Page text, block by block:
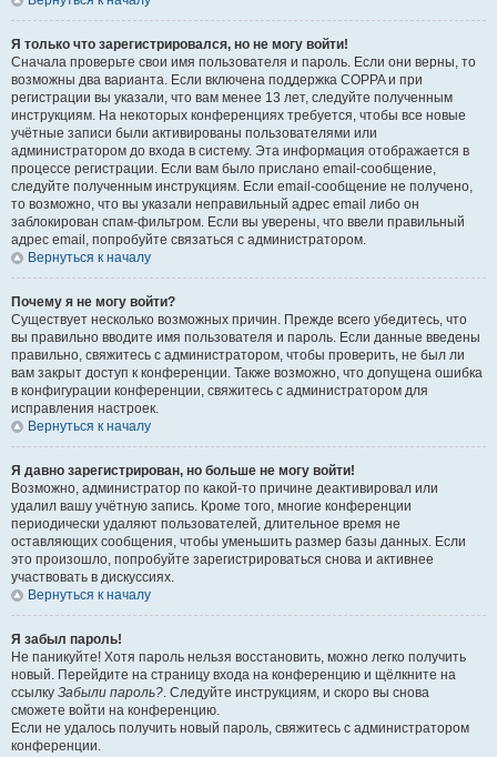
Я только что зарегистрировался, но не могу войти!
Сначала проверьте свои имя пользователя и пароль. Если они верны, то
возможны два варианта. Если включена поддержка COPPA и при
регистрации вы указали, что вам менее 13 лет, следуйте полученным
инструкциям. На некоторых конференциях требуется, чтобы все новые
учётные записи были активированы пользователями или
администратором до входа в систему. Эта информация отображается в
процессе регистрации. Если вам было прислано email-сообщение,
следуйте полученным инструкциям. Если email-сообщение не получено,
то возможно, что вы указали неправильный адрес email либо он
заблокирован спам-фильтром. Если вы уверены, что ввели правильный
адрес email, попробуйте связаться с администратором.
Вернуться к началу
Почему я не могу войти?
Существует несколько возможных причин. Прежде всего убедитесь, что
вы правильно вводите имя пользователя и пароль. Если данные введены
правильно, свяжитесь с администратором, чтобы проверить, не был ли
вам закрыт доступ к конференции. Также возможно, что допущена ошибка
в конфигурации конференции, свяжитесь с администратором для
исправления настроек.
Вернуться к началу
Я давно зарегистрирован, но больше не могу войти!
Возможно, администратор по какой-то причине деактивировал или
удалил вашу учётную запись. Кроме того, многие конференции
периодически удаляют пользователей, длительное время не
оставляющих сообщения, чтобы уменьшить размер базы данных. Если
это произошло, попробуйте зарегистрироваться снова и активнее
участвовать в дискуссиях.
Вернуться к началу
Я забыл пароль!
Не паникуйте! Хотя пароль нельзя восстановить, можно легко получить
новый. Перейдите на страницу входа на конференцию и щёлкните на
ссылку Забыли пароль?. Следуйте инструкциям, и скоро вы снова
сможете войти на конференцию.
Если не удалось получить новый пароль, свяжитесь с администратором
конференции.